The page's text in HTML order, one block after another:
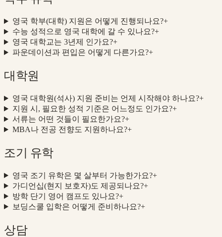
영국 학부(대학) 지원은 어떻게 진행되나요?+
수능 성적으로 영국 대학에 갈 수 있나요?+
영국 대학교는 3년제 인가요?+
파운데이션과 편입은 어떻게 다른가요?+
대학원
영국 대학원(석사) 지원 준비는 언제 시작해야 하나요?+
지원 시, 필요한 성적 기준은 어느정도 인가요?+
서류는 어떤 것들이 필요한가요?+
MBA나 전공 전향도 지원하나요?+
조기 유학
영국 조기 유학은 몇 살부터 가능한가요?+
가디언십(현지 보호자)도 제공되나요?+
방학 단기 영어 캠프도 있나요?+
보딩스쿨 입학은 어떻게 준비하나요?+
상담